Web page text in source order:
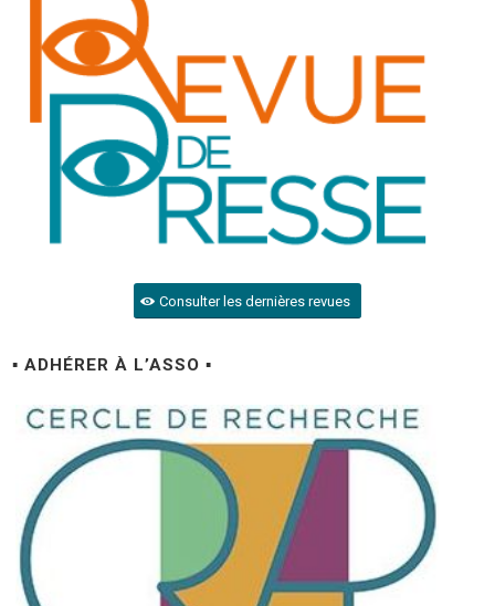
Consulter les dernières revues
▪ ADHÉRER À L’ASSO ▪